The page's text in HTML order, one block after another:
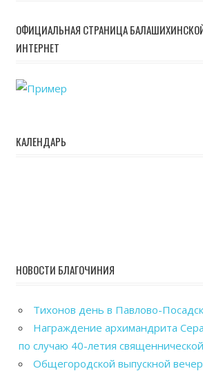
записям
ОФИЦИАЛЬНАЯ СТРАНИЦА
ИНТЕРНЕТ
КАЛЕНДАРЬ
НОВОСТИ БЛАГОЧИНИЯ
Тихонов день в Павлово-
Награждение архимандрита
по случаю 40-летия
Общегородской выпускной